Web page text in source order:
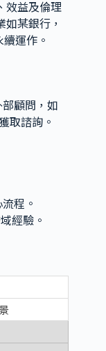
效益及倫理
某銀行，
運作。
顧問，如
取諮詢。
程。
經驗。